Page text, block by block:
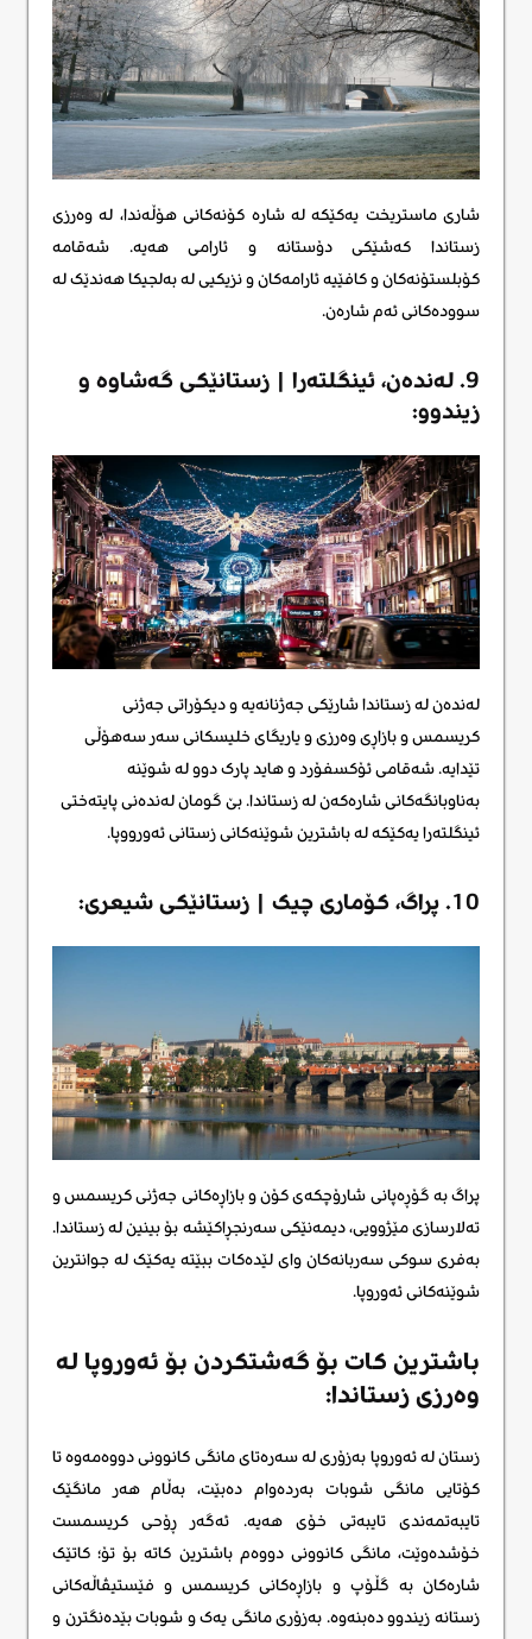
شاری ماستریخت یەکێکە لە شارە کۆنەکانی هۆڵەندا، لە وەرزی
زستاندا کەشێکی دۆستانە و ئارامی هەیە. شەقامە
کۆبلستۆنەکان و کافێیە ئارامەکان و نزیکیی لە بەلجیکا هەندێک لە
سوودەکانی ئەم شارەن.
9. لەندەن، ئینگلتەرا | زستانێکی گەشاوە و
زیندوو:
لەندەن لە زستاندا شارێکی جەژنانەیە و دیکۆراتی جەژنی
کریسمس و بازاڕی وەرزی و یاریگای خلیسکانی سەر سەهۆڵی
تێدایە. شەقامی ئۆکسفۆرد و هاید پارک دوو لە شوێنە
بەناوبانگەکانی شارەکەن لە زستاندا. بێ گومان لەندەنی پایتەختی
ئینگلتەرا یەکێکە لە باشترین شوێنەکانی زستانی ئەورووپا.
10. پراگ، کۆماری چیک | زستانێکی شیعری:
پراگ بە گۆڕەپانی شارۆچکەی کۆن و بازاڕەکانی جەژنی کریسمس و
تەلارسازی مێژوویی، دیمەنێکی سەرنجڕاکێشە بۆ بینین لە زستاندا.
بەفری سوکی سەربانەکان وای لێدەکات ببێتە یەکێک لە جوانترین
شوێنەکانی ئەوروپا.
باشترین کات بۆ گەشتکردن بۆ ئەوروپا لە
وەرزی زستاندا:
زستان لە ئەوروپا بەزۆری لە سەرەتای مانگی کانوونی دووەمەوە تا
کۆتایی مانگی شوبات بەردەوام دەبێت، بەڵام هەر مانگێک
تایبەتمەندی تایبەتی خۆی هەیە. ئەگەر ڕۆحی کریسمست
خۆشدەوێت، مانگی کانوونی دووەم باشترین کاتە بۆ تۆ؛ کاتێک
شارەکان بە گڵۆپ و بازاڕەکانی کریسمس و فێستیڤاڵەکانی
زستانە زیندوو دەبنەوە. بەزۆری مانگی یەک و شوبات بێدەنگترن و